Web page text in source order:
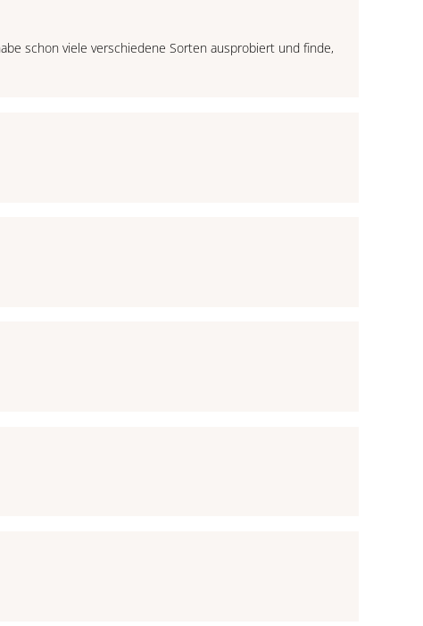
schon viele verschiedene Sorten ausprobiert und finde,